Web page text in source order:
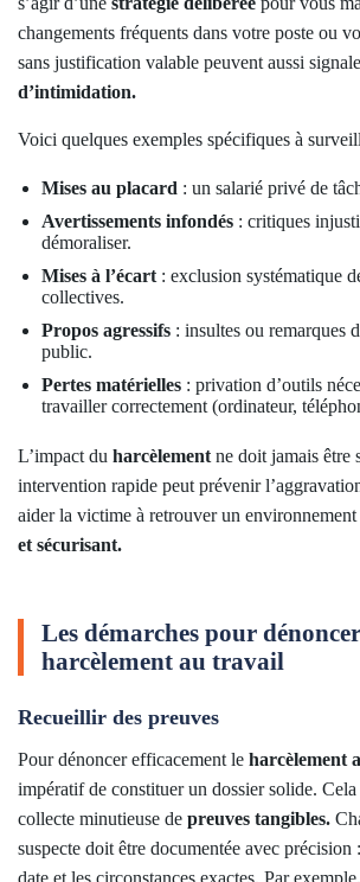
changements fréquents dans votre poste ou
sans justification valable peuvent aussi
d’intimidation.
Voici quelques exemples spécifiques à
Mises au placard : un salarié privé de
Avertissements infondés : critiques
démoraliser.
Mises à l’écart : exclusion systématique
collectives.
Propos agressifs : insultes ou remarques
public.
Pertes matérielles : privation d’outils
travailler correctement (ordinateur,
L’impact du harcèlement ne doit jamais être
intervention rapide peut prévenir
aider la victime à retrouver un
et sécurisant.
Les démarches pour
harcèlement au travail
Recueillir des preuves
Pour dénoncer efficacement le harcèlement
impératif de constituer un dossier solide.
collecte minutieuse de preuves tangibles.
suspecte doit être documentée avec précision